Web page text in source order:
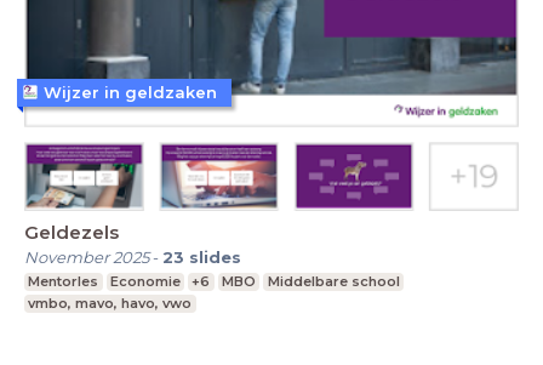
Geldezels
November 2025- 23 slides
Mentorles Economie +6 MBO
Middelbare school
vmbo, mavo, havo, vwo
Wijzer in geldzaken